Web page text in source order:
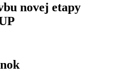
novej etapy